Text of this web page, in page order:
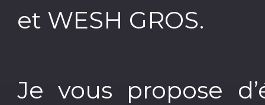
et WESH GROS.
Je vous propose